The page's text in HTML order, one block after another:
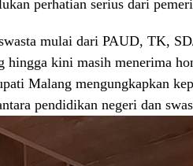
perhatian serius dari
mulai dari PAUD, TK,
hingga kini masih menerima
Malang mengungkapkan
pendidikan negeri dan